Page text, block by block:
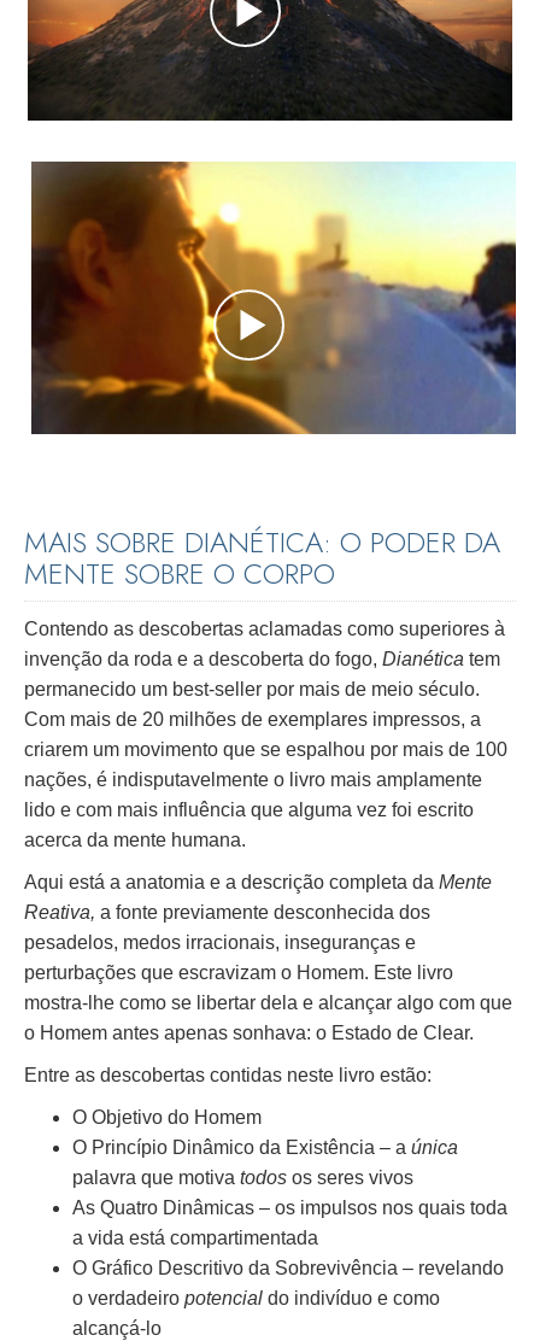
MAIS SOBRE DIANÉTICA: O PODER DA
MENTE SOBRE O CORPO
Contendo as descobertas aclamadas como superiores à
invenção da roda e a descoberta do fogo, Dianética tem
permanecido um best-seller por mais de meio século.
Com mais de 20 milhões de exemplares impressos, a
criarem um movimento que se espalhou por mais de 100
nações, é indisputavelmente o livro mais amplamente
lido e com mais influência que alguma vez foi escrito
acerca da mente humana.
Aqui está a anatomia e a descrição completa da Mente
Reativa, a fonte previamente desconhecida dos
pesadelos, medos irracionais, inseguranças e
perturbações que escravizam o Homem. Este livro
mostra-lhe como se libertar dela e alcançar algo com que
o Homem antes apenas sonhava: o Estado de Clear.
Entre as descobertas contidas neste livro estão:
O Objetivo do Homem
O Princípio Dinâmico da Existência – a única
palavra que motiva todos os seres vivos
As Quatro Dinâmicas – os impulsos nos quais toda
a vida está compartimentada
O Gráfico Descritivo da Sobrevivência – revelando
o verdadeiro potencial do indivíduo e como
alcançá-lo